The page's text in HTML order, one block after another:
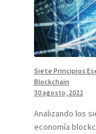
Siete Principios
Blockchain
30 agosto, 2022
Analizando los
economía